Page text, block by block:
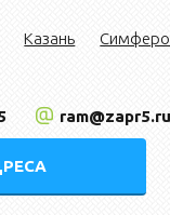
Казань
ram@zapr5.ru